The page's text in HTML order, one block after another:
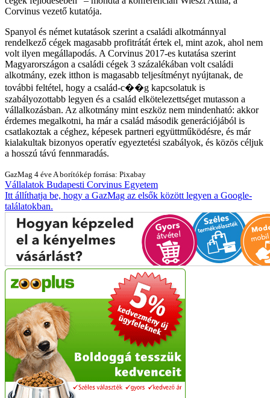
Corvinus vezető kutatója.
Spanyol és német kutatások szerint a családi alkotmánnyal
rendelkező cégek magasabb profitrátát értek el, mint azok, ahol nem
volt ilyen megállapodás. A Corvinus 2017-es kutatása szerint
Magyarországon a családi cégek 3 százalékában volt családi
alkotmány, ezek itthon is magasabb teljesítményt nyújtanak, de
további feltétel, hogy a család-c��g kapcsolatuk is
szabályozottabb legyen és a család elkötelezettséget mutasson a
vállalkozásban. Az alkotmány mint eszköz nem mindenható: akkor
érdemes megalkotni, ha már a család második generációjából is
csatlakoztak a céghez, képesek partneri együttműködésre, és már
kialakultak bizonyos operatív egyeztetési szabályok, és közös céljuk
a hosszú távú fennmaradás.
GazMag 4 éve A borítókép forrása: Pixabay
Vállalatok Budapesti Corvinus Egyetem
Itt állíthatja be, hogy a GazMag az elsők között legyen a Google-
találatokban.